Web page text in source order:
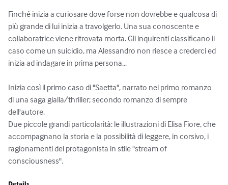
Finché inizia a curiosare dove forse non dovrebbe e qualcosa di
più grande di lui inizia a travolgerlo. Una sua conoscente e
collaboratrice viene ritrovata morta. Gli inquirenti classificano il
caso come un suicidio, ma Alessandro non riesce a crederci ed
inizia ad indagare in prima persona...
Inizia così il primo caso di "Saetta", narrato nel primo romanzo
di una saga gialla/thriller; secondo romanzo di sempre
dell'autore.
Due piccole grandi particolarità: le illustrazioni di Elisa Fiore, che
accompagnano la storia e la possibilità di leggere, in corsivo, i
ragionamenti del protagonista in stile "stream of
consciousness".